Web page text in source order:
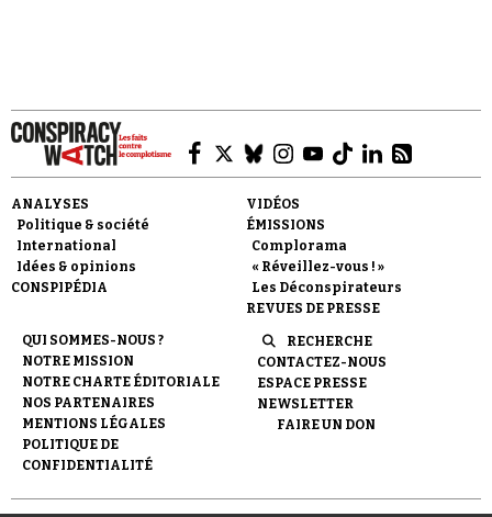
Faire un don
Demander à Vera
ANALYSES
Politique & société
International
Idées & opinions
CONSPIPÉDIA
VIDÉOS
ÉMISSIONS
Complorama
« Réveillez-vous ! »
Les Déconspirateurs
REVUES DE PRESSE
QUI SOMMES-NOUS ?
NOTRE MISSION
NOTRE CHARTE ÉDITORIALE
NOS PARTENAIRES
MENTIONS LÉGALES
POLITIQUE DE
CONFIDENTIALITÉ
RECHERCHE
CONTACTEZ-NOUS
ESPACE PRESSE
NEWSLETTER
FAIRE UN DON